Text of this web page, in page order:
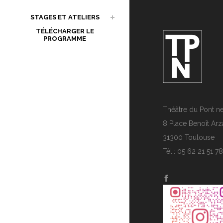
STAGES ET ATELIERS
TÉLÉCHARGER LE
PROGRAMME
Théâtre du Pont
8 Place Benoît
31300 Toulouse
Tél.: 05 62 21 51 78